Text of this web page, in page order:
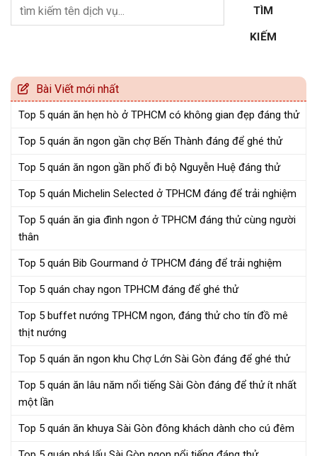
TÌM
KIẾM
Bài Viết mới nhất
Top 5 quán ăn hẹn hò ở TPHCM có không gian đẹp đáng thử
Top 5 quán ăn ngon gần chợ Bến Thành đáng để ghé thử
Top 5 quán ăn ngon gần phố đi bộ Nguyễn Huệ đáng thử
Top 5 quán Michelin Selected ở TPHCM đáng để trải nghiệm
Top 5 quán ăn gia đình ngon ở TPHCM đáng thử cùng người
thân
Top 5 quán Bib Gourmand ở TPHCM đáng để trải nghiệm
Top 5 quán chay ngon TPHCM đáng để ghé thử
Top 5 buffet nướng TPHCM ngon, đáng thử cho tín đồ mê
thịt nướng
Top 5 quán ăn ngon khu Chợ Lớn Sài Gòn đáng để ghé thử
Top 5 quán ăn lâu năm nổi tiếng Sài Gòn đáng để thử ít nhất
một lần
Top 5 quán ăn khuya Sài Gòn đông khách dành cho cú đêm